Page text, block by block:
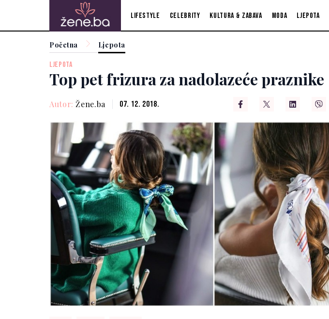
Lifestyle Celebrity Kultura & zabava Moda Ljepota
Početna Ljepota
LJEPOTA
Top pet frizura za nadolazeće praznike
Autor: Žene.ba 07. 12. 2018.